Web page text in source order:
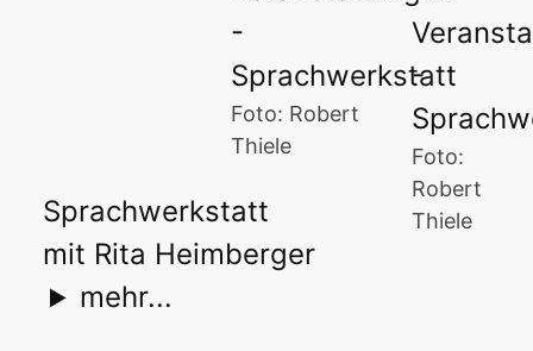
Foto:
Robert
Thiele
Foto: Robert
Thiele
Sprachwerkstatt
mit Rita Heimberger
mehr...